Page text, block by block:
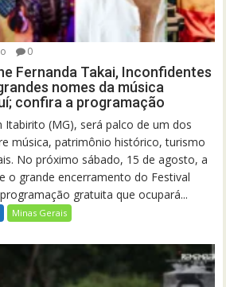
0
Fernanda Takai, Inconfidentes
nomes da música
confira a programação
Itabirito (MG), será palco de um dos
música, patrimônio histórico, turismo
No próximo sábado, 15 de agosto, a
o grande encerramento do Festival
gratuita que ocupará...
Minas Gerais